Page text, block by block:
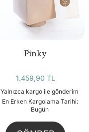
Pinky
1.459,90 TL
Yalnızca kargo ile gönderim
En Erken Kargolama Tarihi:
Bugün